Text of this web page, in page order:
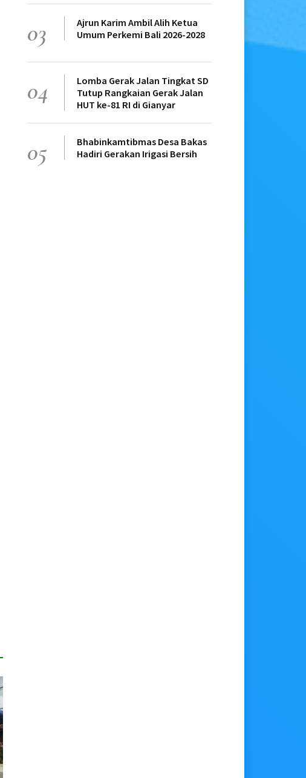
03
Ajrun Karim Ambil Alih Ketua
Umum Perkemi Bali 2026-2028
04
Lomba Gerak Jalan Tingkat SD
Tutup Rangkaian Gerak Jalan
HUT ke-81 RI di Gianyar
05
Bhabinkamtibmas Desa Bakas
Hadiri Gerakan Irigasi Bersih